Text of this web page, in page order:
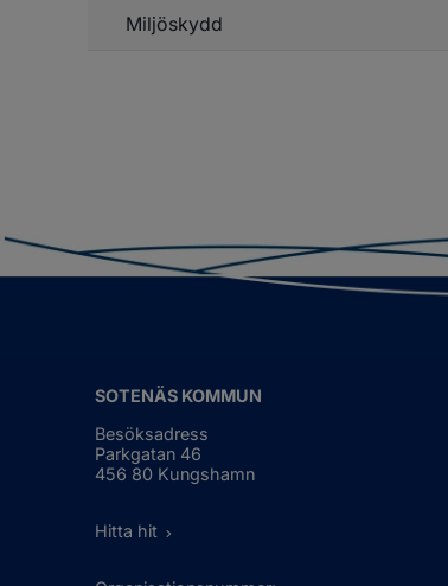
Miljöskydd
SOTENÄS KOMMUN
Besöksadress
Parkgatan 46
456 80 Kungshamn
Hitta hit